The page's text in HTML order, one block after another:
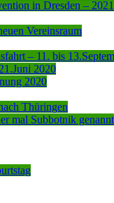
in Dresden – 2021
Vereinsraum
– 11. bis
2020
2020
Thüringen
mal Subbotnik genannt